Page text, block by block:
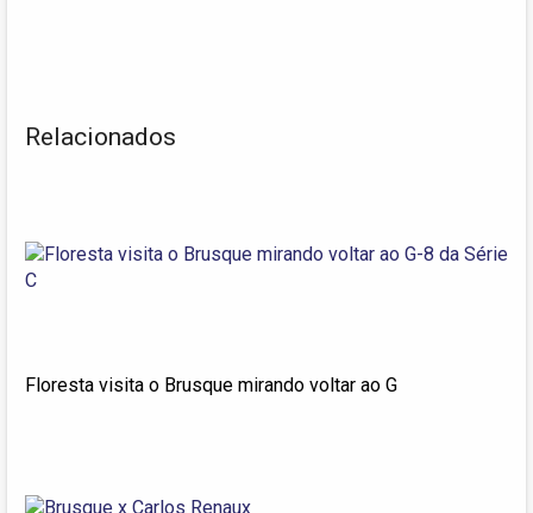
Relacionados
Floresta visita o Brusque mirando voltar ao G